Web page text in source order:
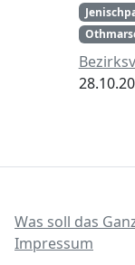
Was soll das
Impressum